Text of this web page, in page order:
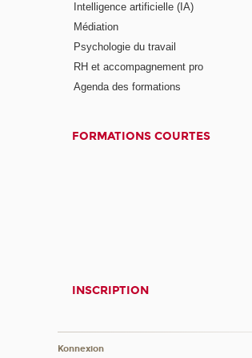
Intelligence artificielle (IA)
Médiation
Psychologie du travail
RH et accompagnement pro
Agenda des formations
FORMATIONS COURTES
INSCRIPTION
Konnexion